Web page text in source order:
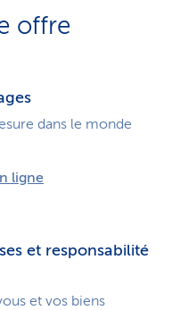
offre
dans le monde
ligne
et responsabilité
et vos biens